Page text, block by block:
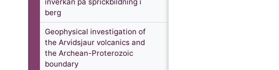
berg
Geophysical investigation of
the Arvidsjaur volcanics and
the Archean-Proterozoic
boundary